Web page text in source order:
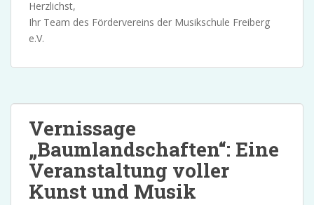
Herzlichst,
Ihr Team des Fördervereins der Musikschule Freiberg
e.V.
Vernissage
„Baumlandschaften“: Eine
Veranstaltung voller
Kunst und Musik